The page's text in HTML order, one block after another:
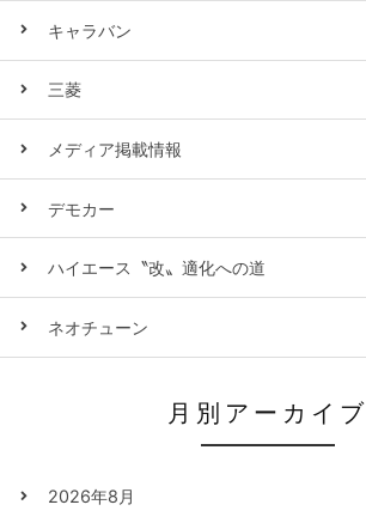
キャラバン
三菱
メディア掲載情報
デモカー
ハイエース〝改〟適化への道
ネオチューン
月別アーカイブ
2026年8月